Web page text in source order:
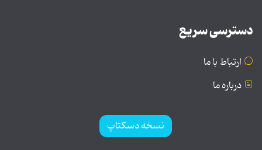
دسترسی سریع
ارتباط با ما
درباره ما
نسخه دسکتاپ